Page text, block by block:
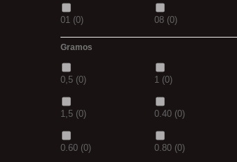
(0) 30-25
35-30 1,10M
1,30M 2,5M
5/0 21MM
01 (0) 08 (0)
(0) 3/0 (0)
(0) (0)
(0) (0)
Gramos
0,5 (0) 1 (0)
1,5 (0) 0.40 (0)
0.60 (0) 0.80 (0)